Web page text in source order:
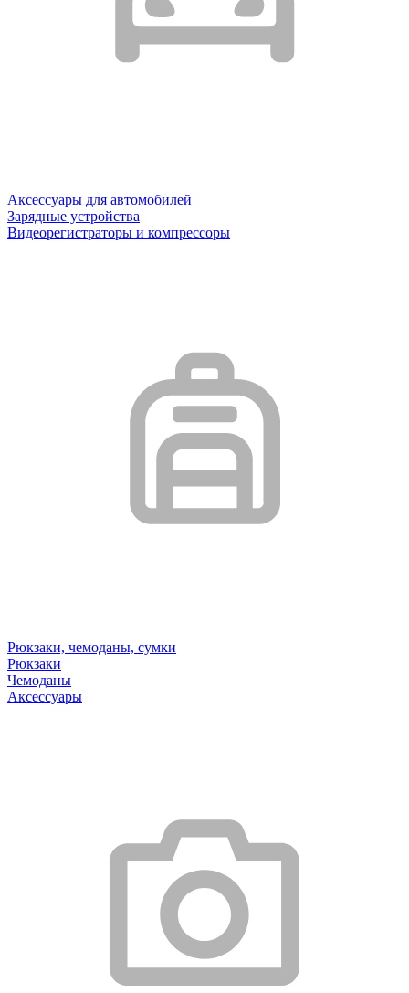
Аксессуары для автомобилей
Зарядные устройства
Видеорегистраторы и компрессоры
Рюкзаки, чемоданы, сумки
Рюкзаки
Чемоданы
Аксессуары